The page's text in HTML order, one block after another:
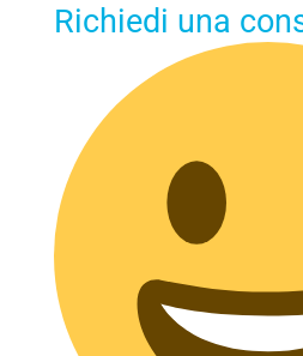
Richiedi una